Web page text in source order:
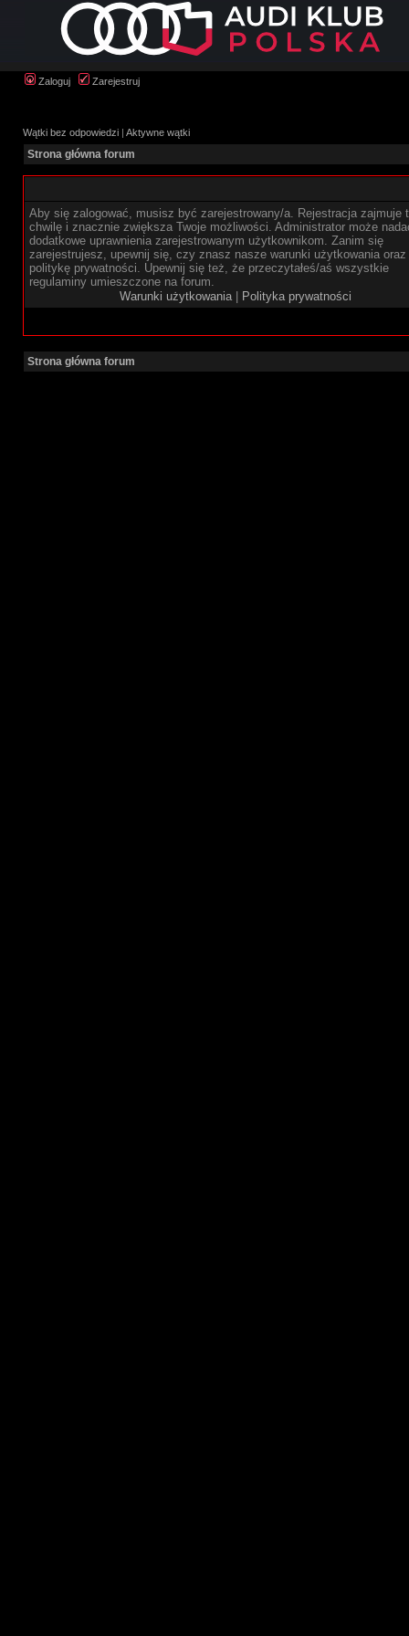
Zaloguj Zarejestruj
Wątki bez odpowiedzi | Aktywne wątki
Strona główna forum
Aby się zalogować, musisz być zarejestrowany/a. Rejestracja zajmuje
chwilę i znacznie zwiększa Twoje możliwości. Administrator może
dodatkowe uprawnienia zarejestrowanym użytkownikom. Zanim się
zarejestrujesz, upewnij się, czy znasz nasze warunki użytkowania oraz
politykę prywatności. Upewnij się też, że przeczytałeś/aś wszystkie
regulaminy umieszczone na forum.
Warunki użytkowania| Polityka prywatności
Strona główna forum